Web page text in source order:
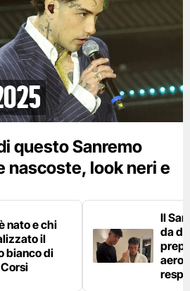
questo Sanremo
nascoste, look neri e
nato e chi
il
bianco di
Il
da